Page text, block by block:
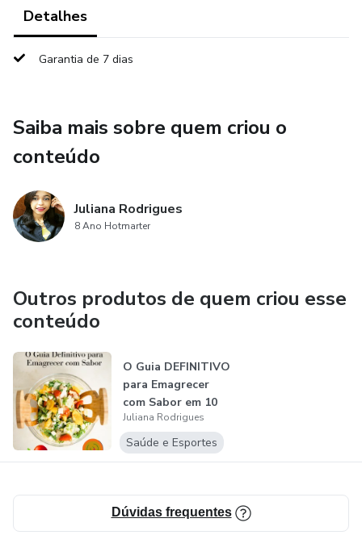
Detalhes
Garantia de 7 dias
Saiba mais sobre quem criou o
conteúdo
Juliana Rodrigues
8 Ano Hotmarter
Outros produtos de quem criou esse
conteúdo
O Guia DEFINITIVO
para Emagrecer
com Sabor em 10
dias
Juliana Rodrigues
Saúde e Esportes
Dúvidas frequentes